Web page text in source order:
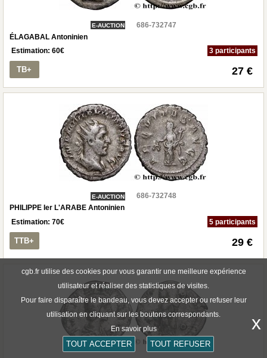
E-AUCTION
686-732747
ÉLAGABAL Antoninien
Estimation: 60€ 3 participants
TB+ 27 €
E-AUCTION
686-732748
PHILIPPE Ier L'ARABE Antoninien
Estimation: 70€ 5 participants
TTB+ 29 €
cgb.fr utilise des cookies pour vous garantir une meilleure expérience
utilisateur et réaliser des statistiques de visites.
Pour faire disparaître le bandeau, vous devez accepter ou refuser leur
utilisation en cliquant sur les boutons correspondants.
En savoir plus
TOUT ACCEPTER TOUT REFUSER
x